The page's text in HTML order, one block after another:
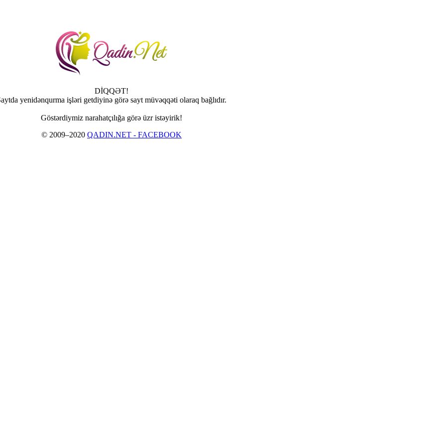
DİQQƏT!
yenidənqurma işləri getdiyinə görə sayt müvəqqəti olaraq bağlıdır.
Göstərdiymiz narahatçılığa görə üzr istəyirik!
© 2009–2020 QADIN.NET - FACEBOOK